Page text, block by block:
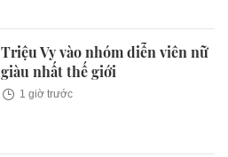
Triệu Vy vào nhóm diễn viên nữ
giàu nhất thế giới
1 giờ trước